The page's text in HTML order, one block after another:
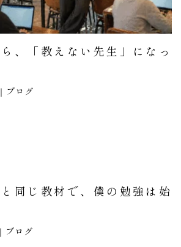
、「教えない先生」になっ
ブログ
と同じ教材で、僕の勉強は始
ブログ